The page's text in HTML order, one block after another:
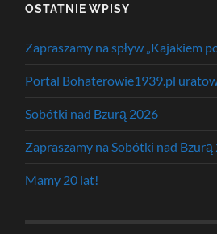
OSTATNIE WPISY
Zapraszamy na spływ „Kajakiem
Portal Bohaterowie1939.pl
Sobótki nad Bzurą 2026
Zapraszamy na Sobótki nad Bzurą
Mamy 20 lat!